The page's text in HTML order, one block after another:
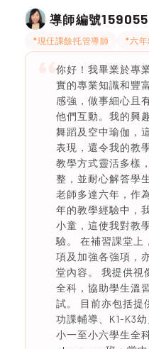
導師編號159055
*現仼課餘托管導師 *六
你好！我畢業於專
實的專業知識和豐
感強，做事細心且
他們互動。我的興
舞蹈及空中瑜伽，
表現，還令我的教
教學方式靈活多樣
整，並耐心解答學
老師多達六年，作
年的教學經驗中，
小童，這使我對教
驗。 在補習課堂上
項及加強各強項，
堂內容。 我提供視
全科，協助學生溫
試。 目前亦包括提
功課輔導、K1-K3
小一至小六學生全